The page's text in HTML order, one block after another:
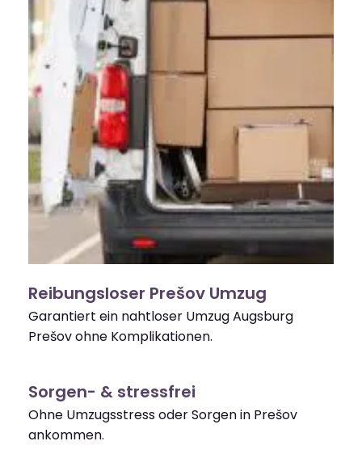
Reibungsloser Prešov Umzug
Garantiert ein nahtloser Umzug Augsburg
Prešov ohne Komplikationen.
Sorgen- & stressfrei
Ohne Umzugsstress oder Sorgen in Prešov
ankommen.